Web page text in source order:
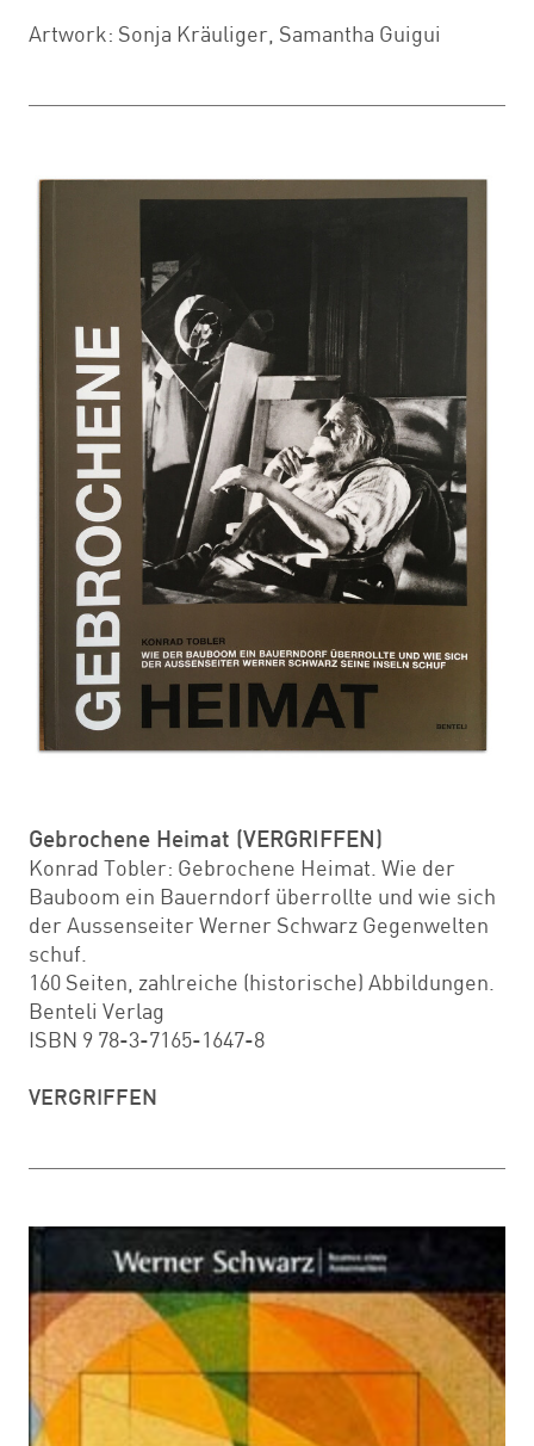
Artwork: Sonja Kräuliger, Samantha Guigui
Gebrochene Heimat (VERGRIFFEN)
Konrad Tobler: Gebrochene Heimat. Wie der
Bauboom ein Bauerndorf überrollte und wie sich
der Aussenseiter Werner Schwarz Gegenwelten
schuf.
160 Seiten, zahlreiche (historische) Abbildungen.
Benteli Verlag
ISBN 9 78-3-7165-1647-8
VERGRIFFEN